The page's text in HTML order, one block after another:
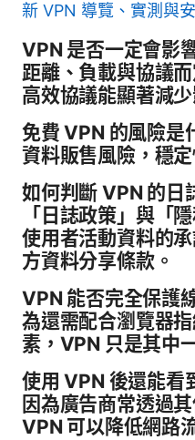
新 VPN 導覽、實測與
VPN 是否一定會影
距離、負載與協議
高效協議能顯著減少
免費 VPN 的風險是
資料販售風險，穩
如何判斷 VPN 的日
「日誌政策」與「
使用者活動資料的
方資料分享條款。
VPN 能否完全保護
為還需配合瀏覽器
素，VPN 只是其中
使用 VPN 後還能看
因為廣告商常透過
VPN 可以降低網路